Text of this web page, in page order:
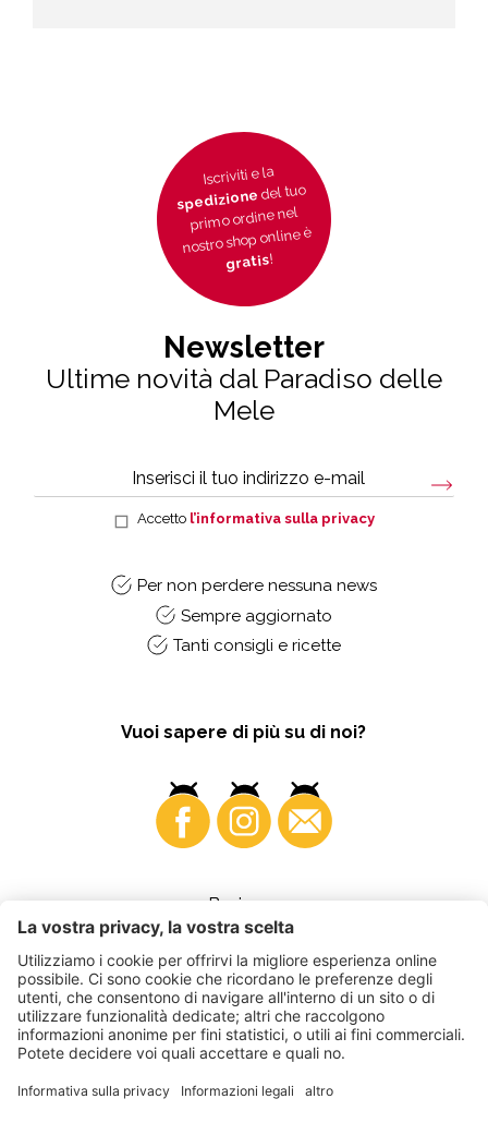
Iscriviti e la
spedizionedel tuo
primo ordine nel
nostro shop online è
gratis!
Newsletter
Ultime novità dal Paradiso delle
Mele
Accetto l’informativa sulla privacy
Per non perdere nessuna news
Sempre aggiornato
Tanti consigli e ricette
Vuoi sapere di più su di noi?
Business
©2026 VI.P coop. soc. agricola
Part. IVA • IT00725570212